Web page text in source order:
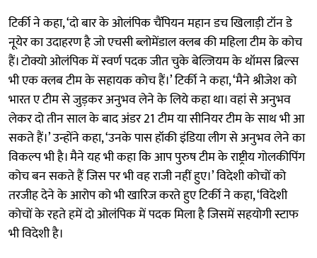
टिर्की ने कहा, ‘दो बार के ओलंपिक चैंपियन महान डच खिलाड़ी टॉन डे
नूयेर का उदाहरण है जो एचसी ब्लोमेंडाल क्लब की महिला टीम के कोच
हैं। टोक्यो ओलंपिक में स्वर्ण पदक जीत चुके बेल्जियम के थॉमस ब्रिल्स
भी एक क्लब टीम के सहायक कोच हैं।’ टिर्की ने कहा, ‘मैने श्रीजेश को
भारत ए टीम से जुड़कर अनुभव लेने के लिये कहा था। वहां से अनुभव
लेकर दो तीन साल के बाद अंडर 21 टीम या सीनियर टीम के साथ भी आ
सकते हैं।’ उन्होंने कहा, ‘उनके पास हॉकी इंडिया लीग से अनुभव लेने का
विकल्प भी है। मैने यह भी कहा कि आप पुरुष टीम के राष्ट्रीय गोलकीपिंग
कोच बन सकते हैं जिस पर भी वह राजी नहीं हुए।’ विदेशी कोचों को
तरजीह देने के आरोप को भी खारिज करते हुए टिर्की ने कहा, ‘विदेशी
कोचों के रहते हमें दो ओलंपिक में पदक मिला है जिसमें सहयोगी स्टाफ
भी विदेशी है।